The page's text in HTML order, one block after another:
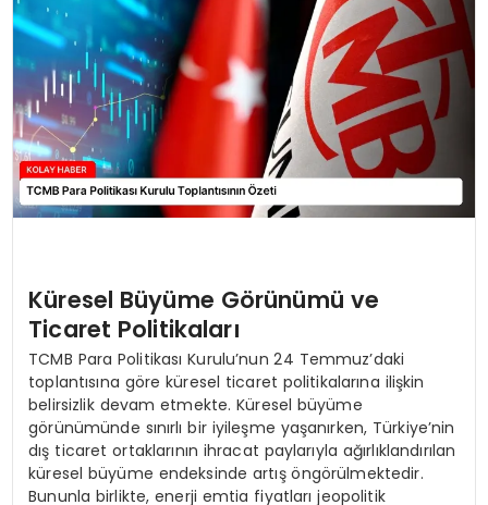
Küresel Büyüme Görünümü ve
Ticaret Politikaları
TCMB Para Politikası Kurulu’nun 24 Temmuz’daki
toplantısına göre küresel ticaret politikalarına ilişkin
belirsizlik devam etmekte. Küresel büyüme
görünümünde sınırlı bir iyileşme yaşanırken, Türkiye’nin
dış ticaret ortaklarının ihracat paylarıyla ağırlıklandırılan
küresel büyüme endeksinde artış öngörülmektedir.
Bununla birlikte, enerji emtia fiyatları jeopolitik